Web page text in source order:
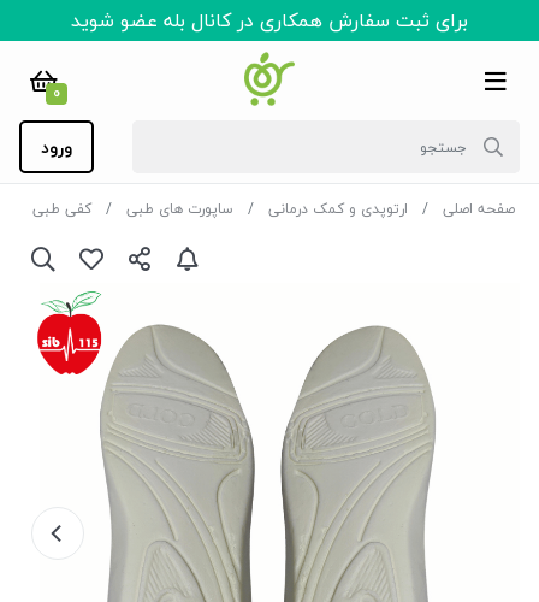
برای ثبت سفارش همکاری در کانال بله عضو شوید
0
ورود
صفحه اصلی ارتوپدی و کمک درمانی ساپورت های طبی کفی طبی